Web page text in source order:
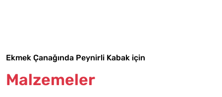
Ekmek Çanağında Peynirli Kabak için
Malzemeler